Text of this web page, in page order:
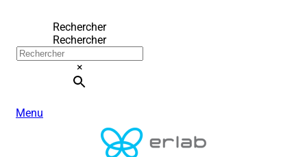
Rechercher
Rechercher
×
Menu